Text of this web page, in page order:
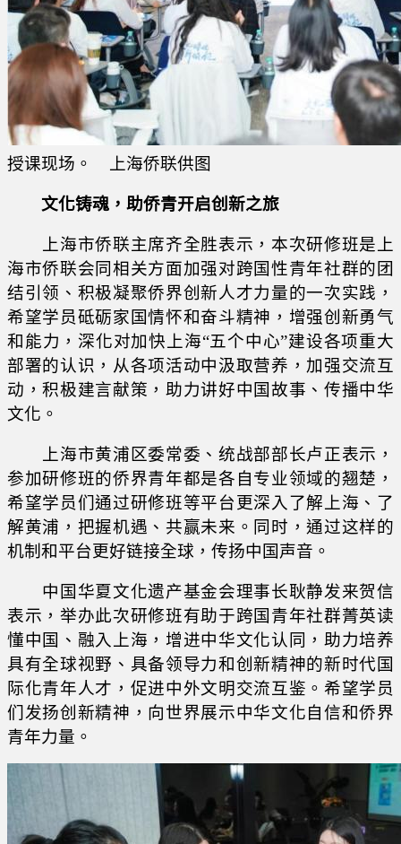
授课现场。 上海侨联供图
文化铸魂，助侨青开启创新之旅
上海市侨联主席齐全胜表示，本次研修班是上
海市侨联会同相关方面加强对跨国性青年社群的团
结引领、积极凝聚侨界创新人才力量的一次实践，
希望学员砥砺家国情怀和奋斗精神，增强创新勇气
和能力，深化对加快上海“五个中心”建设各项重大
部署的认识，从各项活动中汲取营养，加强交流互
动，积极建言献策，助力讲好中国故事、传播中华
文化。
上海市黄浦区委常委、统战部部长卢正表示，
参加研修班的侨界青年都是各自专业领域的翘楚，
希望学员们通过研修班等平台更深入了解上海、了
解黄浦，把握机遇、共赢未来。同时，通过这样的
机制和平台更好链接全球，传扬中国声音。
中国华夏文化遗产基金会理事长耿静发来贺信
表示，举办此次研修班有助于跨国青年社群菁英读
懂中国、融入上海，增进中华文化认同，助力培养
具有全球视野、具备领导力和创新精神的新时代国
际化青年人才，促进中外文明交流互鉴。希望学员
们发扬创新精神，向世界展示中华文化自信和侨界
青年力量。